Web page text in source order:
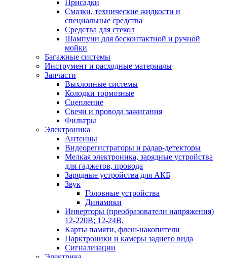
Присадки
Смазки, технические жидкости и
специальные средства
Средства для стекол
Шампуни для бесконтактной и ручной
мойки
Багажные системы
Инструмент и расходные материалы
Запчасти
Выхлопные системы
Колодки тормозные
Сцепление
Свечи и провода зажигания
Фильтры
Электроника
Антенны
Видеорегистраторы и радар-детекторы
Мелкая электроника, зарядные устройства
для гаджетов, провода
Зарядные устройства для АКБ
Звук
Головные устройства
Динамики
Инверторы (преобразователи напряжения)
12-220В; 12-24В.
Карты памяти, флеш-накопители
Парктроники и камеры заднего вида
Сигнализации